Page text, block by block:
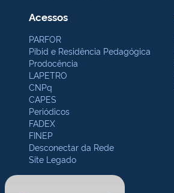
Acessos
PARFOR
Pibid e Residência Pedagógica
Prodocência
LAPETRO
CNPq
CAPES
Periódicos
FADEX
FINEP
Desconectar da Rede
Site Legado